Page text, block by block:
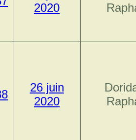
2020
26 juin
2020